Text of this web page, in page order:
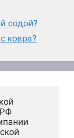
содой?
ковра?